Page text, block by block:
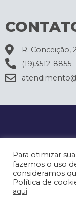
R. Conceição,
(19)3512-8855
Para otimizar
fazemos o uso
consideramos
Política de
aqui